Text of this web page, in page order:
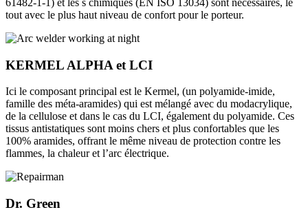
61482-1-1) et les s chimiques (EN ISO 13034) sont nécessaires, le
tout avec le plus haut niveau de confort pour le porteur.
KERMEL ALPHA et LCI
Ici le composant principal est le Kermel, (un polyamide-imide,
famille des méta-aramides) qui est mélangé avec du modacrylique,
de la cellulose et dans le cas du LCI, également du polyamide. Ces
tissus antistatiques sont moins chers et plus confortables que les
100% aramides, offrant le même niveau de protection contre les
flammes, la chaleur et l’arc électrique.
Dr. Green